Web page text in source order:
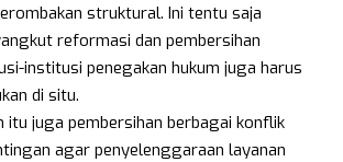
struktural. Ini tentu saja
reformasi dan pembersihan
institusi penegakan hukum juga harus
di situ.
itu juga pembersihan berbagai konflik
agar penyelenggaraan layanan